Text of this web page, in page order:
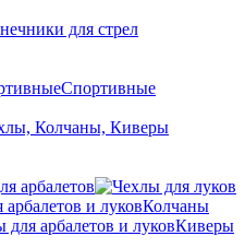
Спортивные
арбалетов
Колчаны
Киверы